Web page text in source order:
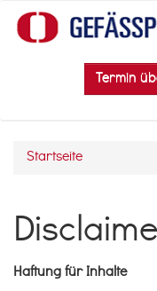
Direkt zum Inhalt
Termin
Sie sind hier
Startseite
Haftung für Inhalte